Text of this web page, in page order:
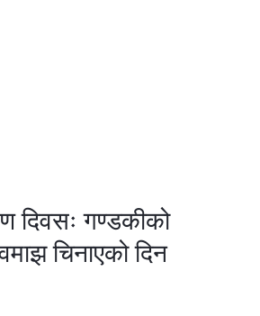
दिवसः गण्डकीको
चिनाएको दिन